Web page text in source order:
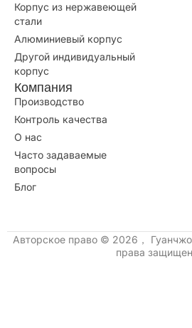
Контроль качества
О нас
Часто задаваемые
вопросы
Блог
Авторское право © 2026，